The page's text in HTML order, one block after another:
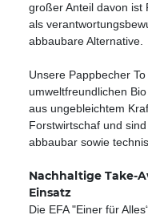
großer Anteil davon ist
als
abbaubare Alternative.
Unsere Pappbecher
umweltfreundlichen
aus ungebleichtem
Forstwirtschaf und
abbaubar sowie
Nachhaltige Take-
Einsatz
Die EFA "Einer für